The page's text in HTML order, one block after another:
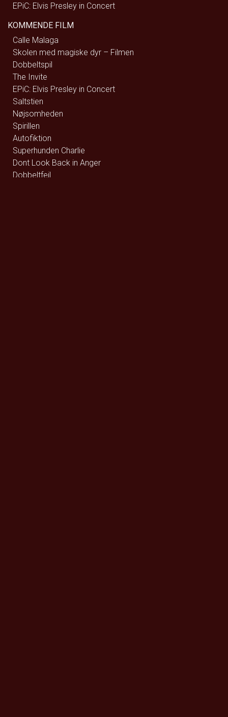
EPiC: Elvis Presley in Concert
KOMMENDE FILM
Calle Malaga
Skolen med magiske dyr – Filmen
Dobbeltspil
The Invite
EPiC: Elvis Presley in Concert
Saltstien
Nøjsomheden
Spirillen
Autofiktion
Superhunden Charlie
Dont Look Back in Anger
Dobbeltfejl